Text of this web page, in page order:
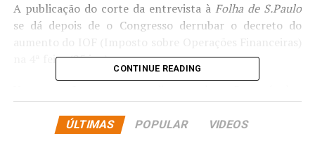
A publicação do corte da entrevista àFolha de S.Paulo
se dá depois de o Congresso derrubar o decreto do
aumento do IOF (Imposto sobre Operações Financeiras)
na 4ª feira (25.jun).
raríssimo. O presidente do Senado, Davi Alcolumbre
(União Brasil-AP), tem se mantido próximo ao
CONTINUE READING
ÚLTIMAS POPULAR VIDEOS